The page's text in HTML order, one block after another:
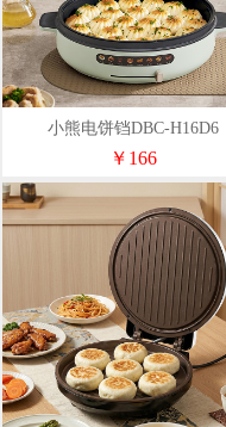
小熊电饼铛DBC-H16D6
￥166